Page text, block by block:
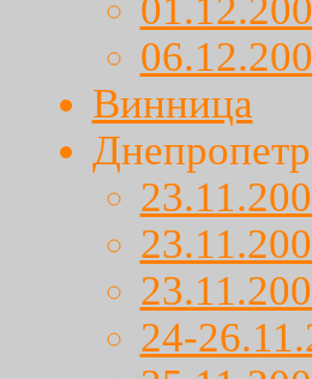
Винница
24-